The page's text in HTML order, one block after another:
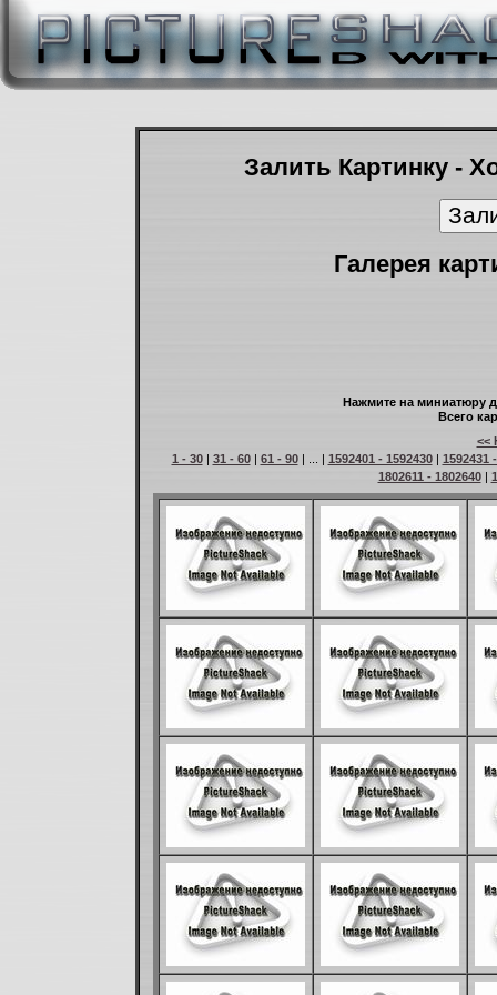
Залить Картинку -
Галерея
Нажмите на миниатюру
Всего
<<
1 - 30| 31 - 60| 61 - 90| ... | 1592401 - 1592430| 1592431
1802611 - 1802640|